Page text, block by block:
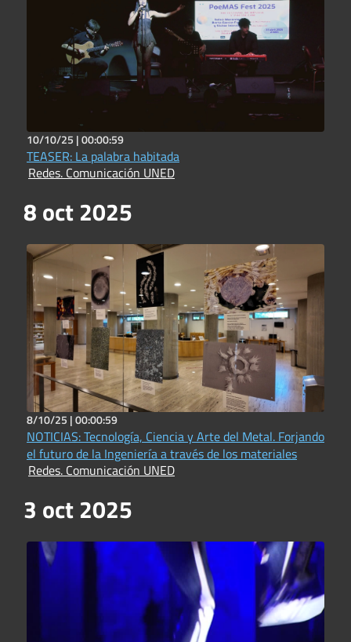
10/10/25 |00:00:59
TEASER: La palabra habitada
Redes. Comunicación UNED
8 oct 2025
8/10/25 |00:00:59
NOTICIAS: Tecnología, Ciencia y Arte del Metal. Forjando
el futuro de la Ingeniería a través de los materiales
Redes. Comunicación UNED
3 oct 2025